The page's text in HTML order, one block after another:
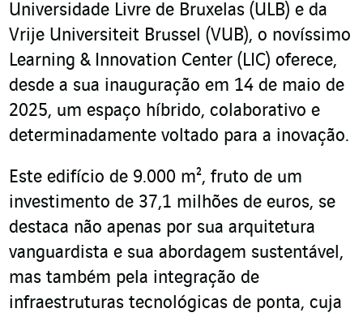
Universidade Livre de Bruxelas (ULB) e da
Vrije Universiteit Brussel (VUB), o novíssimo
Learning & Innovation Center (LIC) oferece,
desde a sua inauguração em 14 de maio de
2025, um espaço híbrido, colaborativo e
determinadamente voltado para a inovação.
Este edifício de 9.000 m², fruto de um
investimento de 37,1 milhões de euros, se
destaca não apenas por sua arquitetura
vanguardista e sua abordagem sustentável,
mas também pela integração de
infraestruturas tecnológicas de ponta, cuja